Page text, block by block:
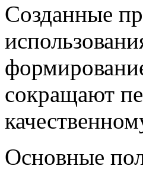
Созданные
сокращают
Основные